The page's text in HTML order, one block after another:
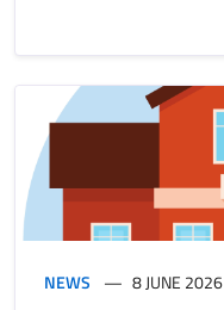
NEWS 8 JUNE 2026